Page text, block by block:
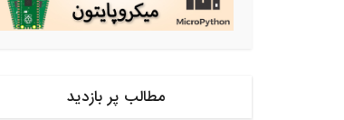
مطالب پر بازدید